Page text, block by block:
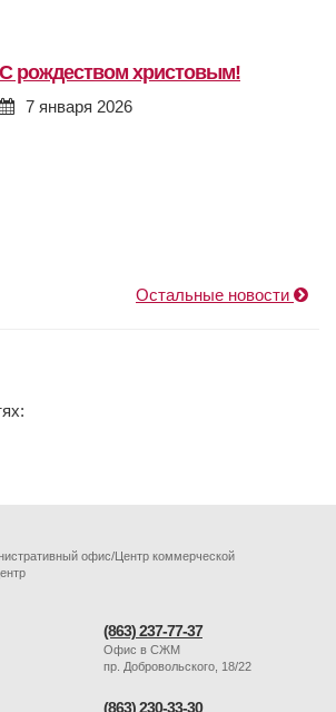
с рождеством христовым!
7 января 2026
Остальные новости
офис/Центр коммерческой
(863) 237-77-37
Офис в СЖМ
пр. Добровольского, 18/22
(863) 230-33-30